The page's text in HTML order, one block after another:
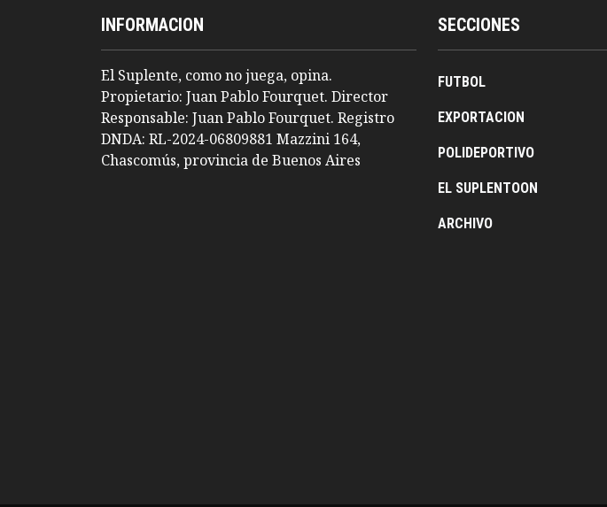
INFORMACION
El Suplente, como no juega, opina.
Propietario: Juan Pablo Fourquet. Director
Responsable: Juan Pablo Fourquet. Registro
DNDA: RL-2024-06809881 Mazzini 164,
Chascomús, provincia de Buenos Aires
SECCIONES
FUTBOL
EXPORTACION
POLIDEPORTIVO
EL SUPLENTOON
ARCHIVO